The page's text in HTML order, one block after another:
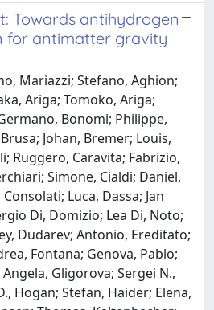
Towards antihydrogen
for antimatter gravity
Mariazzi; Stefano, Aghion;
Ariga; Tomoko, Ariga;
Bonomi; Philippe,
Johan, Bremer; Louis,
Ruggero, Caravita; Fabrizio,
Simone, Cialdi; Daniel,
Luca, Dassa; Jan
Di, Domizio; Lea Di, Noto;
Dudarev; Antonio, Ereditato;
Fontana; Genova, Pablo;
Gligorova; Sergei N.,
Hogan; Stefan, Haider; Elena,